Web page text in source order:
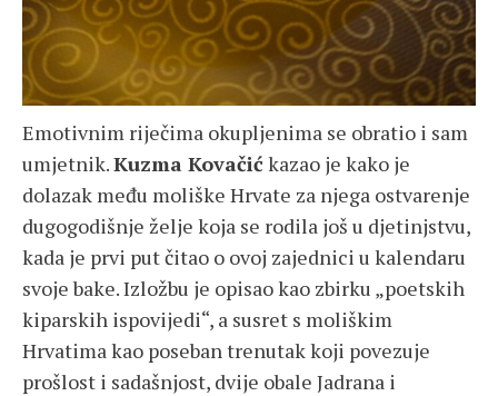
Emotivnim riječima okupljenima se obratio i sam
umjetnik.Kuzma Kovačić kazao je kako je
dolazak među moliške Hrvate za njega ostvarenje
dugogodišnje želje koja se rodila još u djetinjstvu,
kada je prvi put čitao o ovoj zajednici u kalendaru
svoje bake. Izložbu je opisao kao zbirku „poetskih
kiparskih ispovijedi“, a susret s moliškim
Hrvatima kao poseban trenutak koji povezuje
prošlost i sadašnjost, dvije obale Jadrana i